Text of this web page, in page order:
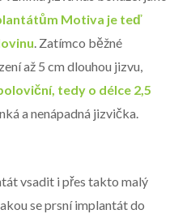
Motiva je teď
. Zatímco běžné
až 5 cm dlouhou jizvu,
tedy o délce 2,5
a nenápadná jizvička.
vsadit i přes takto malý
se prsní implantát do